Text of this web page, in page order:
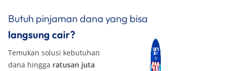
Butuh pinjaman dana yang bisa
langsung cair?
Temukan solusi kebutuhan
dana hingga ratusan juta